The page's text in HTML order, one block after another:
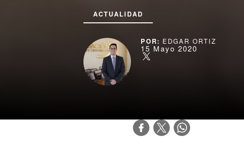
ACTUALIDAD
EDGAR ORTIZ
15 Mayo 2020